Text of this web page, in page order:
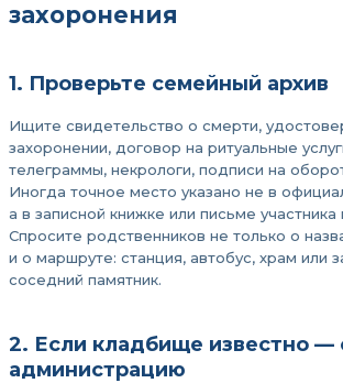
захоронения
1. Проверьте семейный архив
Ищите свидетельство о смерти,
захоронении, договор на ритуальные
телеграммы, некрологи, подписи на
Иногда точное место указано не в
а в записной книжке или письме участника
Спросите родственников не только о
и о маршруте: станция, автобус, храм или
соседний памятник.
2. Если кладбище известно —
администрацию